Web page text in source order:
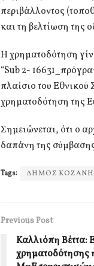
περιβάλλοντος
και τη βελτίωση της
Η χρηματοδότηση
“Sub 2-
πλαίσιο του
χρηματοδότηση της
Σημειώνεται, ότι ο
δαπάνη της
Tags: ΔΗΜΟΣ
Previous Post
Καλλιόπη Βέττα:
χρηματοδότησης